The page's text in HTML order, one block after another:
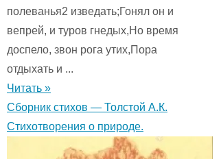
полеванья2 изведать;Гонял он и
вепрей, и туров гнедых,Но время
доспело, звон рога утих,Пора
отдыхать и ...
Читать »
Сборник стихов — Толстой А.К.
Стихотворения о природе.